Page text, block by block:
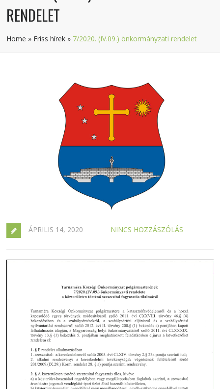
RENDELET
Home » Friss hírek » 7/2020. (IV.09.) önkormányzati rendelet
ÁPRILIS 14, 2020 NINCS HOZZÁSZÓLÁS